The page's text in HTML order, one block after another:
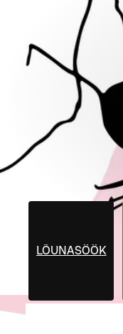
LÕUNASÖÖK